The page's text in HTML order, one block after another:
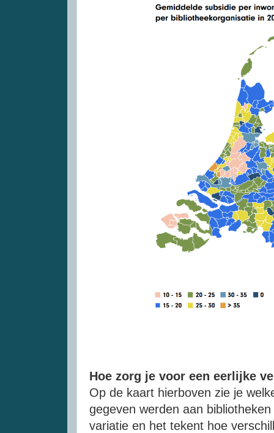
Hoe zorg je voor een eerlijke
Op de kaart hierboven zie je
gegeven werden aan
variatie en het tekent hoe